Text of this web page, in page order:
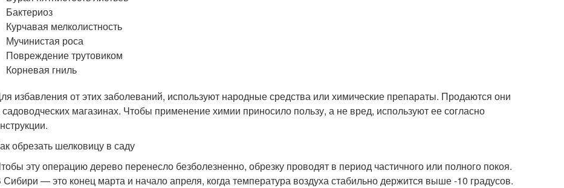
Бактериоз
Курчавая мелколистность
Мучинистая роса
Повреждение трутовиком
Корневая гниль
избавления от этих заболеваний, используют народные средства или химические препараты. Продаются они
садоводческих магазинах. Чтобы применение химии приносило пользу, а не вред, используют ее согласно
обрезать шелковицу в саду
эту операцию дерево перенесло безболезненно, обрезку проводят в период частичного или полного покоя.
Сибири — это конец марта и начало апреля, когда температура воздуха стабильно держится выше -10 градусов.